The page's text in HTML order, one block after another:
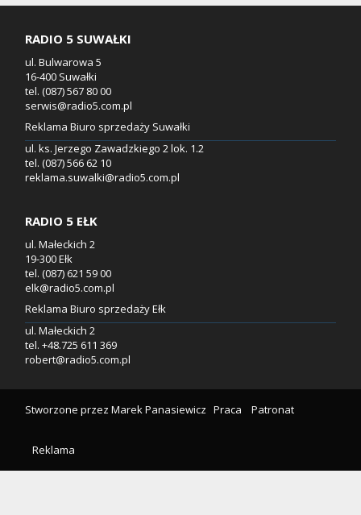
RADIO 5 SUWAŁKI
ul. Bulwarowa 5
16-400 Suwałki
tel. (087) 567 80 00
serwis@radio5.com.pl
Reklama Biuro sprzedaży Suwałki
ul. ks. Jerzego Zawadzkiego 2 lok. 1.2
tel. (087) 566 62 10
reklama.suwalki@radio5.com.pl
RADIO 5 EŁK
ul. Małeckich 2
19-300 Ełk
tel. (087) 621 59 00
elk@radio5.com.pl
Reklama Biuro sprzedaży Ełk
ul. Małeckich 2
tel. +48.725 611 369
robert@radio5.com.pl
Stworzone przez Marek Panasiewicz Praca Patronat
Reklama